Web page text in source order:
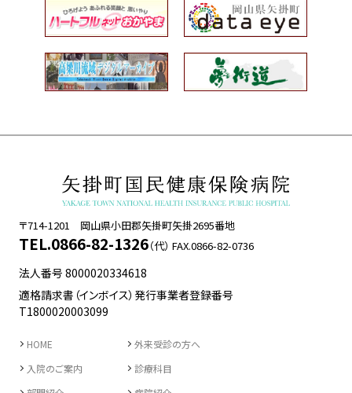
〒714-1201 岡山県小田郡矢掛町矢掛2695番地
TEL.0866-82-1326（代） FAX.0866-82-0736
法人番号 8000020334618
適格請求書（インボイス）発行事業者登録番号
T1800020003099
HOME
外来受診の方へ
入院のご案内
診療科目